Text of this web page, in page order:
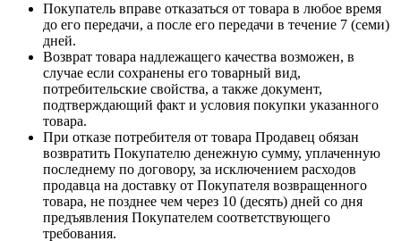
Покупатель вправе отказаться от товара в любое время
до его передачи, а после его передачи в течение 7 (семи)
дней.
Возврат товара надлежащего качества возможен, в
случае если сохранены его товарный вид,
потребительские свойства, а также документ,
подтверждающий факт и условия покупки указанного
товара.
При отказе потребителя от товара Продавец обязан
возвратить Покупателю денежную сумму, уплаченную
последнему по договору, за исключением расходов
продавца на доставку от Покупателя возвращенного
товара, не позднее чем через 10 (десять) дней со дня
предъявления Покупателем соответствующего
требования.